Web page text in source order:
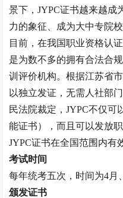
景下，JYPC证书越来越成
力的象征、成为大中专院
目前，在我国职业资格认
是为数不多的拥有合法合
训评价机构。根据江苏省
以独立发证，无需人社部
民法院裁定，JYPC不仅可
能证书），而且可以发放
JYPC证书在全国范围内有
考试时间
每年统考五次，时间为4月
颁发证书